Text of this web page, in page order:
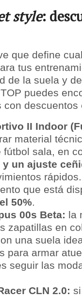
style:
que define
tus
de la suela y
puedes
II Indoor
material
fútbol sala, en
un ajuste
que está
50%.
00s Beta: la
zapatillas en
una suela
para armar
seguir las
CLN 2.0: